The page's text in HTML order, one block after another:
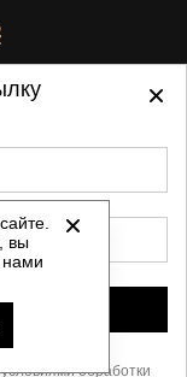
права
магазином и
данных
прайс
вы
нами
обработки